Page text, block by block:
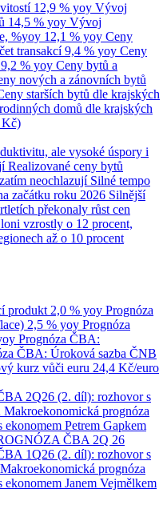
12,9 % yoy Vývoj
14,5 % yoy Vývoj
%yoy 12,1 % yoy Ceny
transakcí 9,4 % yoy Ceny
9,2 % yoy Ceny bytů a
nových a zánovních bytů
starších bytů dle krajských
domů dle krajských
Kč)
ale vysoké úspory i
Realizované ceny bytů
neochlazují Silné tempo
začátku roku 2026 Silnější
překonaly růst cen
vzrostly o 12 procent,
až o 10 procent
produkt 2,0 % yoy Prognóza
2,5 % yoy Prognóza
Prognóza ČBA:
ČBA: Úroková sazba ČNB
kurz vůči euru 24,4 Kč/euro
2Q26 (2. díl): rozhovor s
Makroekonomická prognóza
Petrem Gapkem
ČBA 2Q 26
1Q26 (2. díl): rozhovor s
Makroekonomická prognóza
Janem Vejmělkem